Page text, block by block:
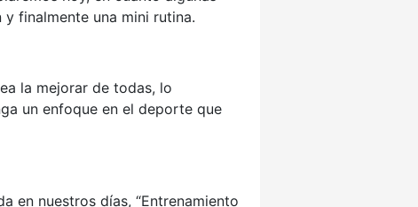
finalmente una mini rutina.
la mejorar de todas, lo
un enfoque en el deporte que
en nuestros días, “Entrenamiento